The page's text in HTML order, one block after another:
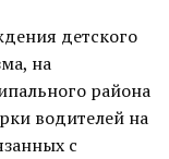
детского
на
района
водителей на
с